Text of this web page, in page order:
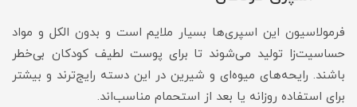
فرمولاسیون این اسپری‌ها بسیار ملایم است و بدون الکل و مواد
حساسیت‌زا تولید می‌شوند تا برای پوست لطیف کودکان بی‌خطر
باشند. رایحه‌های میوه‌ای و شیرین در این دسته رایج‌ترند و بیشتر
برای استفاده روزانه یا بعد از استحمام مناسب‌اند.